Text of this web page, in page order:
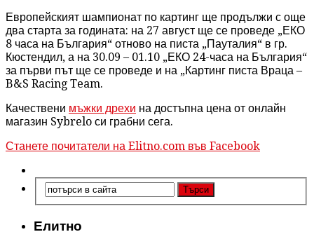
Европейският шампионат по картинг ще продължи с още
два старта за годината: на 27 август ще се проведе „ЕКО
8 часа на България“ отново на писта „Пауталия“ в гр.
Кюстендил, а на 30.09 – 01.10 „ЕКО 24-часа на България“
за първи път ще се проведе и на „Картинг писта Враца –
B&S Racing Team.
Качествени мъжки дрехи на достъпна цена от онлайн
магазин Sybrelo си грабни сега.
Станете почитатели на Elitno.com във Facebook
Елитно